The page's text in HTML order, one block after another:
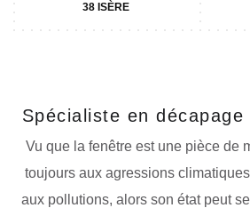
38 ISÈRE
Spécialiste en
Vu que la fenêtre est une pièce de
toujours aux agressions
aux pollutions, alors son état peut